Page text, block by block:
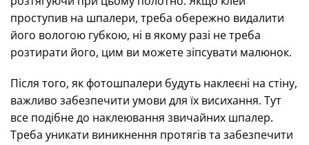
проступив на шпалери, треба обережно видалити
його вологою губкою, ні в якому разі не треба
розтирати його, цим ви можете зіпсувати малюнок.
Після того, як фотошпалери будуть наклеєні на стіну,
важливо забезпечити умови для їх висихання. Тут
все подібне до наклеювання звичайних шпалер.
Треба уникати виникнення протягів та забезпечити